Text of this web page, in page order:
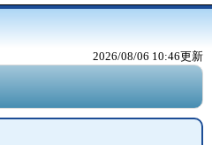
2026/08/06 10:46更新